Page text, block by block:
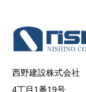
西野建設株式会社
4丁目1番19号